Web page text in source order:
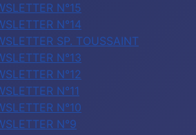
N°15
N°14
SP. TOUSSAINT
N°13
N°12
N°11
N°10
N°9